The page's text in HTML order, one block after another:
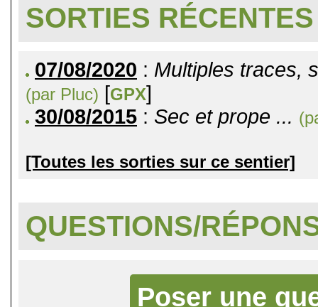
SORTIES RÉCENTES
07/08/2020 : Multiples traces,
(par Pluc) [GPX]
30/08/2015 : Sec et prope ...
[Toutes les sorties sur ce sentier]
QUESTIONS/
Poser une